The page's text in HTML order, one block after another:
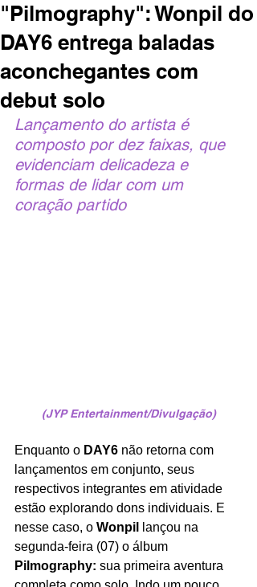
"Pilmography": Wonpil do
DAY6 entrega baladas
aconchegantes com
debut solo
Lançamento do artista é
composto por dez faixas, que
evidenciam delicadeza e
formas de lidar com um
coração partido
(JYP Entertainment/Divulgação)
Enquanto o DAY6 não retorna com
lançamentos em conjunto, seus
respectivos integrantes em atividade
estão explorando dons individuais. E
nesse caso, o Wonpil
lançou na
segunda-feira (07) o álbum
Pilmography: sua primeira aventura